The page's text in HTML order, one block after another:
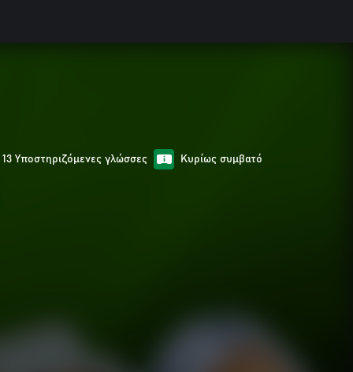
13 Υποστηριζόμενες γλώσσες Κυρίως συμβατό